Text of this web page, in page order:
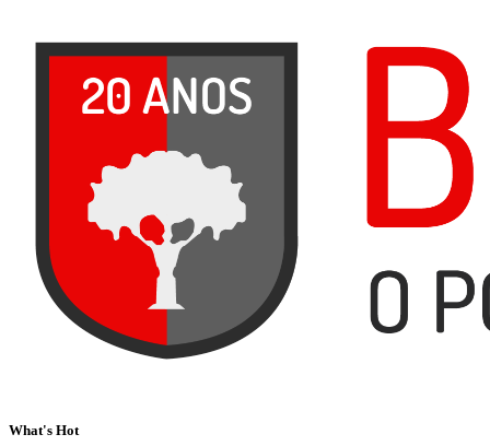
What's Hot